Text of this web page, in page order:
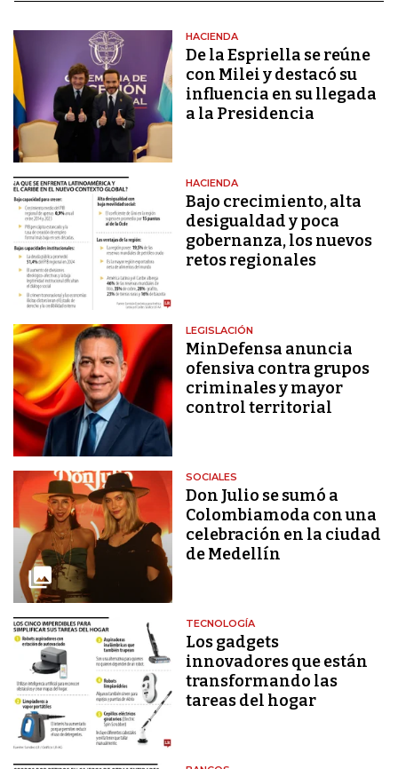
HACIENDA
De la Espriella se reúne
con Milei y destacó su
influencia en su llegada
a la Presidencia
HACIENDA
Bajo crecimiento, alta
desigualdad y poca
gobernanza, los nuevos
retos regionales
LEGISLACIÓN
MinDefensa anuncia
ofensiva contra grupos
criminales y mayor
control territorial
SOCIALES
Don Julio se sumó a
Colombiamoda con una
celebración en la ciudad
de Medellín
TECNOLOGÍA
Los gadgets
innovadores que están
transformando las
tareas del hogar